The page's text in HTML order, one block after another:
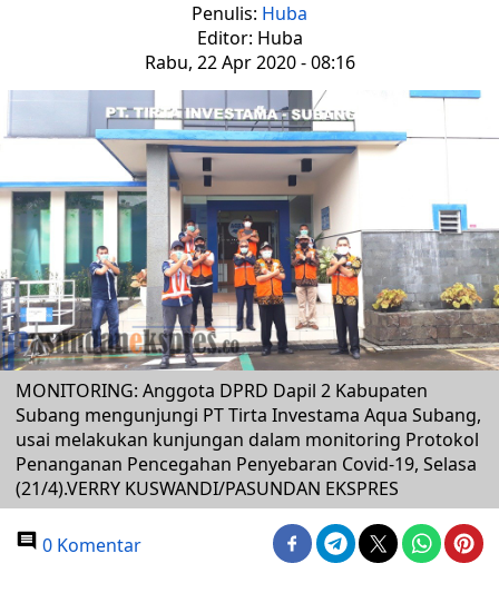
Penulis: Huba
Editor: Huba
Rabu, 22 Apr 2020 - 08:16
MONITORING: Anggota DPRD Dapil 2 Kabupaten
Subang mengunjungi PT Tirta Investama Aqua Subang,
usai melakukan kunjungan dalam monitoring Protokol
Penanganan Pencegahan Penyebaran Covid-19, Selasa
(21/4).VERRY KUSWANDI/PASUNDAN EKSPRES
0 Komentar